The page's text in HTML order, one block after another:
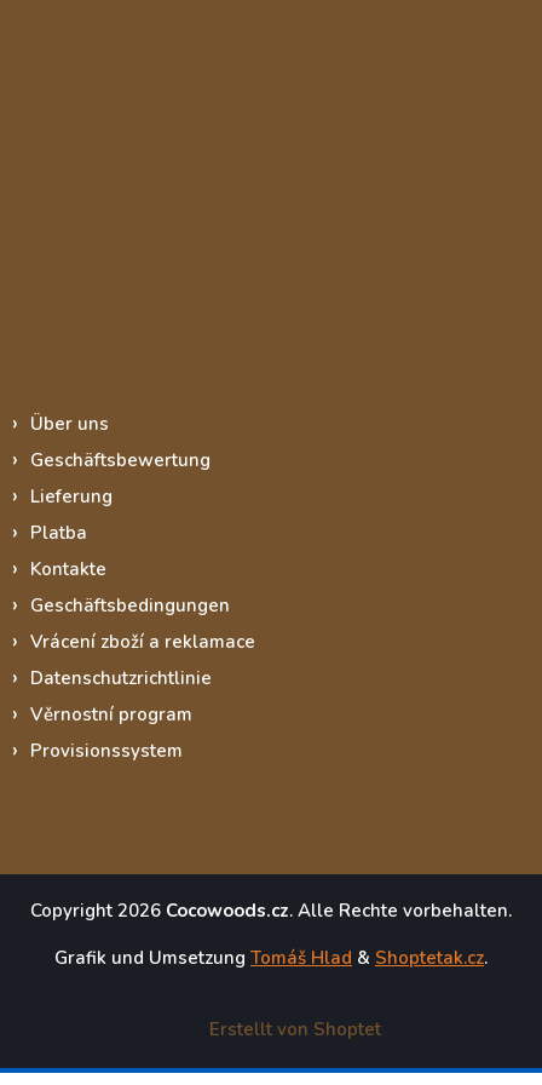
Über uns
Geschäftsbewertung
Lieferung
Platba
Kontakte
Geschäftsbedingungen
Vrácení zboží a reklamace
Datenschutzrichtlinie
Věrnostní program
Provisionssystem
Copyright 2026 Cocowoods.cz. Alle Rechte vorbehalten.
Grafik und Umsetzung Tomáš Hlad & Shoptetak.cz.
Erstellt von Shoptet